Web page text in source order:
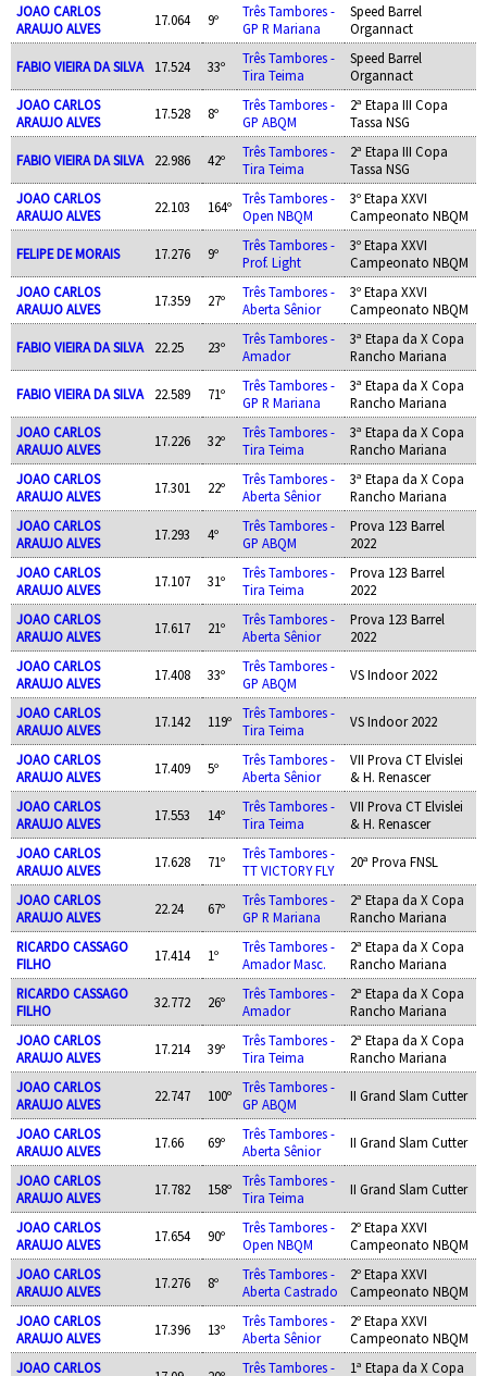
JOAO CARLOS
ARAUJO ALVES
17.064 9º
Três Tambores -
GP R Mariana
Speed Barrel
Organnact
FABIO VIEIRA DA SILVA 17.524 33º
Três Tambores -
Tira Teima
Speed Barrel
Organnact
JOAO CARLOS
ARAUJO ALVES
17.528 8º
Três Tambores -
GP ABQM
2ª Etapa III Copa
Tassa NSG
FABIO VIEIRA DA SILVA 22.986 42º
Três Tambores -
Tira Teima
2ª Etapa III Copa
Tassa NSG
JOAO CARLOS
ARAUJO ALVES
22.103 164º
Três Tambores -
Open NBQM
3º Etapa XXVI
Campeonato NBQM
FELIPE DE MORAIS 17.276 9º
Três Tambores -
Prof. Light
3º Etapa XXVI
Campeonato NBQM
JOAO CARLOS
ARAUJO ALVES
17.359 27º
Três Tambores -
Aberta Sênior
3º Etapa XXVI
Campeonato NBQM
FABIO VIEIRA DA SILVA 22.25 23º
Três Tambores -
Amador
3ª Etapa da X Copa
Rancho Mariana
FABIO VIEIRA DA SILVA 22.589 71º
Três Tambores -
GP R Mariana
3ª Etapa da X Copa
Rancho Mariana
JOAO CARLOS
ARAUJO ALVES
17.226 32º
Três Tambores -
Tira Teima
3ª Etapa da X Copa
Rancho Mariana
JOAO CARLOS
ARAUJO ALVES
17.301 22º
Três Tambores -
Aberta Sênior
3ª Etapa da X Copa
Rancho Mariana
JOAO CARLOS
ARAUJO ALVES
17.293 4º
Três Tambores -
GP ABQM
Prova 123 Barrel
2022
JOAO CARLOS
ARAUJO ALVES
17.107 31º
Três Tambores -
Tira Teima
Prova 123 Barrel
2022
JOAO CARLOS
ARAUJO ALVES
17.617 21º
Três Tambores -
Aberta Sênior
Prova 123 Barrel
2022
JOAO CARLOS
ARAUJO ALVES
17.408 33º
Três Tambores -
GP ABQM
VS Indoor 2022
JOAO CARLOS
ARAUJO ALVES
17.142 119º
Três Tambores -
Tira Teima
VS Indoor 2022
JOAO CARLOS
ARAUJO ALVES
17.409 5º
Três Tambores -
Aberta Sênior
VII Prova CT Elvislei
& H. Renascer
JOAO CARLOS
ARAUJO ALVES
17.553 14º
Três Tambores -
Tira Teima
VII Prova CT Elvislei
& H. Renascer
JOAO CARLOS
ARAUJO ALVES
17.628 71º
Três Tambores -
TT VICTORY FLY
20ª Prova FNSL
JOAO CARLOS
ARAUJO ALVES
22.24 67º
Três Tambores -
GP R Mariana
2ª Etapa da X Copa
Rancho Mariana
RICARDO CASSAGO
FILHO
17.414 1º
Três Tambores -
Amador Masc.
2ª Etapa da X Copa
Rancho Mariana
RICARDO CASSAGO
FILHO
32.772 26º
Três Tambores -
Amador
2ª Etapa da X Copa
Rancho Mariana
JOAO CARLOS
ARAUJO ALVES
17.214 39º
Três Tambores -
Tira Teima
2ª Etapa da X Copa
Rancho Mariana
JOAO CARLOS
ARAUJO ALVES
22.747 100º
Três Tambores -
GP ABQM
II Grand Slam Cutter
JOAO CARLOS
ARAUJO ALVES
17.66 69º
Três Tambores -
Aberta Sênior
II Grand Slam Cutter
JOAO CARLOS
ARAUJO ALVES
17.782 158º
Três Tambores -
Tira Teima
II Grand Slam Cutter
JOAO CARLOS
ARAUJO ALVES
17.654 90º
Três Tambores -
Open NBQM
2º Etapa XXVI
Campeonato NBQM
JOAO CARLOS
ARAUJO ALVES
17.276 8º
Três Tambores -
Aberta Castrado
2º Etapa XXVI
Campeonato NBQM
JOAO CARLOS
ARAUJO ALVES
17.396 13º
Três Tambores -
Aberta Sênior
2º Etapa XXVI
Campeonato NBQM
JOAO CARLOS
Três Tambores -
1ª Etapa da X Copa